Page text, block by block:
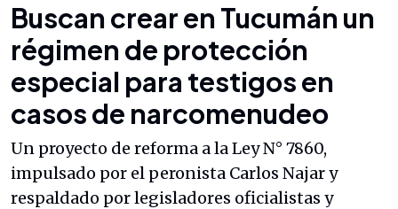
Buscan crear en Tucumán un
régimen de protección
especial para testigos en
casos de narcomenudeo
Un proyecto de reforma a la Ley N° 7860,
impulsado por el peronista Carlos Najar y
respaldado por legisladores oficialistas y